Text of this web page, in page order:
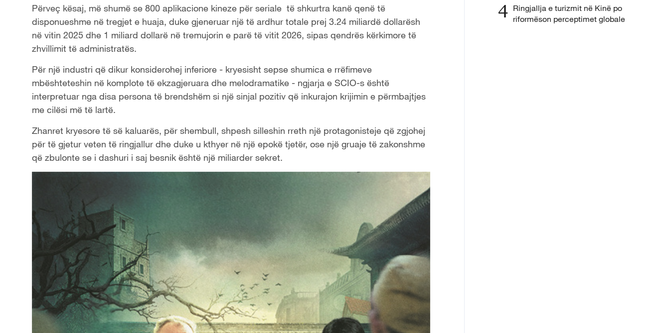
Përveç kësaj, më shumë se 800 aplikacione kineze për seriale të shkurtra kanë qenë të
disponueshme në tregjet e huaja, duke gjeneruar një të ardhur totale prej 3.24 miliardë dollarësh
në vitin 2025 dhe 1 miliard dollarë në tremujorin e parë të vitit 2026, sipas qendrës kërkimore të
zhvillimit të administratës.
Për një industri që dikur konsiderohej inferiore - kryesisht sepse shumica e rrëfimeve
mbështeteshin në komplote të ekzagjeruara dhe melodramatike - ngjarja e SCIO-s është
interpretuar nga disa persona të brendshëm si një sinjal pozitiv që inkurajon krijimin e përmbajtjes
me cilësi më të lartë.
Zhanret kryesore të së kaluarës, për shembull, shpesh silleshin rreth një protagonisteje që zgjohej
për të gjetur veten të ringjallur dhe duke u kthyer në një epokë tjetër, ose një gruaje të zakonshme
që zbulonte se i dashuri i saj besnik është një miliarder sekret.
4 Ringjallja e turizmit në Kinë po
riformëson perceptimet globale